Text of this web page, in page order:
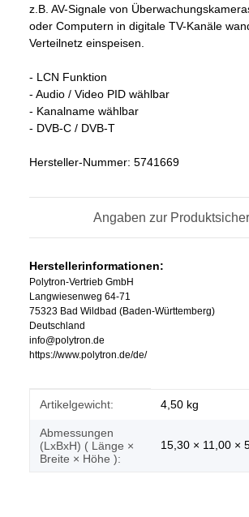
z.B. AV-Signale von
oder Computern in digitale TV-Kanäle
Verteilnetz einspeisen.
- LCN Funktion
- Audio / Video PID wählbar
- Kanalname wählbar
- DVB-C / DVB-T
Hersteller-Nummer: 5741669
Angaben zur
Herstellerinformationen:
Polytron-Vertrieb GmbH
Langwiesenweg 64-71
75323 Bad Wildbad (Baden-Württemberg)
Deutschland
info@polytron.de
https://www.polytron.de/de/
Produkteigenschaft
Wert
Artikelgewicht: 4,50 kg
Abmessungen
(LxBxH) ( Länge ×
Breite × Höhe ):
15,30 × 11,00 ×